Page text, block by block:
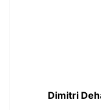
Dimitri